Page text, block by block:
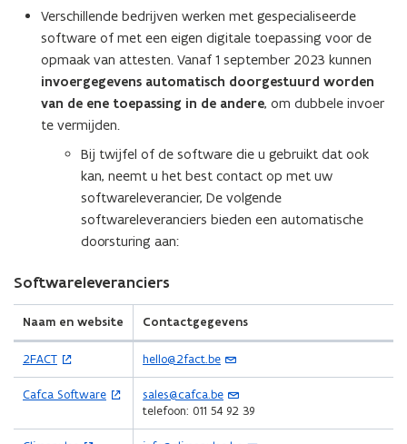
p
e
n
t
i
n
e
n
s
t
e
r
o
p
e
n
t
i
u
w
e
-
m
i
a
p
l
Verschillende bedrijven werken met gespecialiseerde
software of met een eigen digitale toepassing voor de
opmaak van attesten. Vanaf 1 september 2023 kunnen
invoergegevens automatisch doorgestuurd worden
van de ene toepassing in de andere, om dubbele invoer
te vermijden.
Bij twijfel of de software die u gebruikt dat ook
kan, neemt u het best contact op met uw
softwareleverancier, De volgende
softwareleveranciers bieden een automatische
doorsturing aan:
Softwareleveranciers
Naam en website Contactgegevens
2FACT
(
o
p
t
hello@2fact.be
(
o
p
e
t
Cafca Software
(
p
sales@cafca.be
(
o
p
telefoon: 011 54 92 39